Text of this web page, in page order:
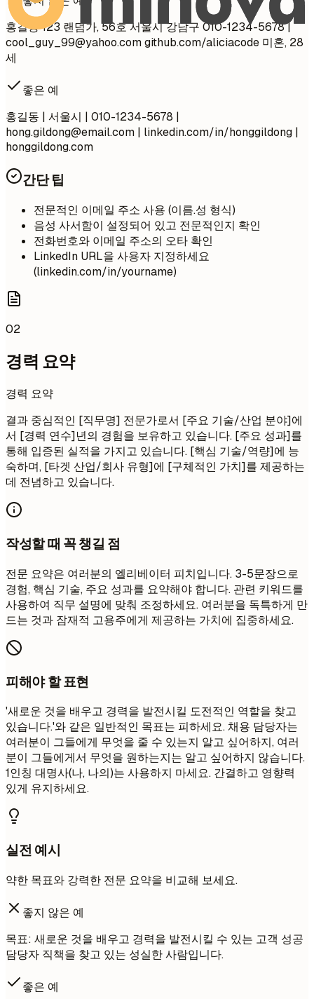
홍길동 123 랜덤가, 56호 서울시 강남구 010-1234-5678 |
cool_guy_99@yahoo.comgithub.com/aliciacode 미혼, 28
세
좋은 예
홍길동 | 서울시 | 010-1234-5678 |
hong.gildong@email.com | linkedin.com/in/honggildong |
honggildong.com
간단 팁
전문적인 이메일 주소 사용 (이름.성 형식)
음성 사서함이 설정되어 있고 전문적인지 확인
전화번호와 이메일 주소의 오타 확인
LinkedIn URL을 사용자 지정하세요
(linkedin.com/in/yourname)
02
경력 요약
경력 요약
결과 중심적인 [직무명] 전문가로서 [주요 기술/산업 분야]에
서 [경력 연수]년의 경험을 보유하고 있습니다. [주요 성과]를
통해 입증된 실적을 가지고 있습니다. [핵심 기술/역량]에 능
숙하며, [타겟 산업/회사 유형]에 [구체적인 가치]를 제공하는
데 전념하고 있습니다.
작성할 때 꼭 챙길 점
전문 요약은 여러분의 엘리베이터 피치입니다. 3-5문장으로
경험, 핵심 기술, 주요 성과를 요약해야 합니다. 관련 키워드를
사용하여 직무 설명에 맞춰 조정하세요. 여러분을 독특하게 만
드는 것과 잠재적 고용주에게 제공하는 가치에 집중하세요.
피해야 할 표현
'새로운 것을 배우고 경력을 발전시킬 도전적인 역할을 찾고
있습니다.'와 같은 일반적인 목표는 피하세요. 채용 담당자는
여러분이 그들에게 무엇을 줄 수 있는지 알고 싶어하지, 여러
분이 그들에게서 무엇을 원하는지는 알고 싶어하지 않습니다.
1인칭 대명사(나, 나의)는 사용하지 마세요. 간결하고 영향력
있게 유지하세요.
실전 예시
약한 목표와 강력한 전문 요약을 비교해 보세요.
좋지 않은 예
목표: 새로운 것을 배우고 경력을 발전시킬 수 있는 고객 성공
담당자 직책을 찾고 있는 성실한 사람입니다.
좋은 예